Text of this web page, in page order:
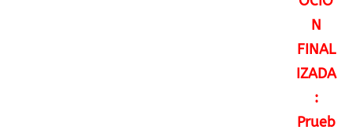
N
FINAL
IZADA
:
Prueb